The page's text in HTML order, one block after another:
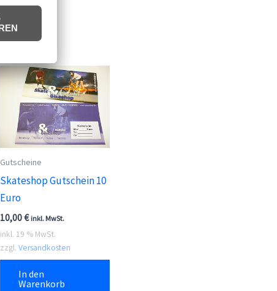
Gutscheine
Skateshop Gutschein 10
Euro
10,00€ inkl. MwSt.
inkl. 19 % MwSt.
zzgl. Versandkosten
In den
Warenkorb